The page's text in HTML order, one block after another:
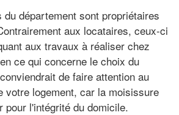
département sont propriétaires
aux locataires, ceux-ci
aux travaux à réaliser chez
ce qui concerne le choix du
de faire attention au
votre logement, car la moisissure
pour l'intégrité du domicile.